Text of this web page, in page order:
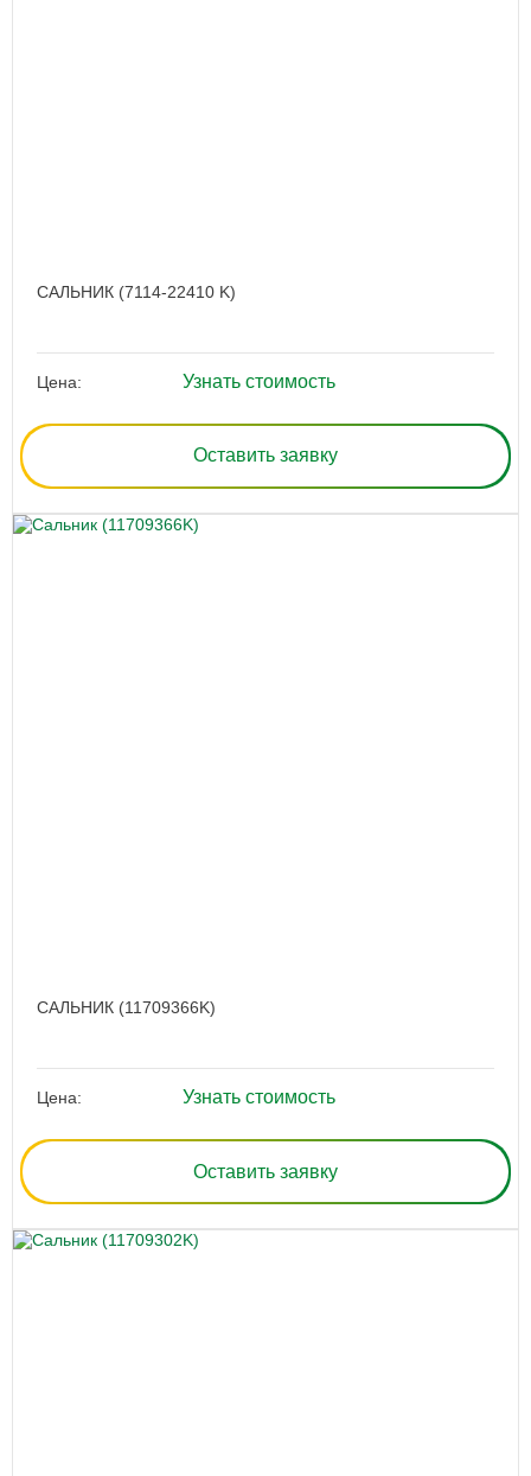
САЛЬНИК (7114-22410 K)
Цена: Узнать стоимость
Оставить заявку
САЛЬНИК (11709366K)
Цена: Узнать стоимость
Оставить заявку